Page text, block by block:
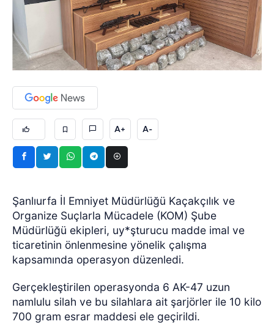
A+ A-
Şanlıurfa İl Emniyet Müdürlüğü Kaçakçılık ve
Organize Suçlarla Mücadele (KOM) Şube
Müdürlüğü ekipleri, uy*şturucu madde imal ve
ticaretinin önlenmesine yönelik çalışma
kapsamında operasyon düzenledi.
Gerçekleştirilen operasyonda 6 AK-47 uzun
namlulu silah ve bu silahlara ait şarjörler ile 10 kilo
700 gram esrar maddesi ele geçirildi.